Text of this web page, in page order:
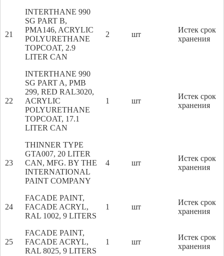
21
INTERTHANE 990
SG PART B,
PMA146, ACRYLIC
POLYURETHANE
TOPCOAT, 2.9
LITER CAN
2 шт
Истек срок
хранения
22
INTERTHANE 990
SG PART A, PMB
299, RED RAL3020,
ACRYLIC
POLYURETHANE
TOPCOAT, 17.1
LITER CAN
1 шт
Истек срок
хранения
23
THINNER TYPE
GTA007, 20 LITER
CAN, MFG. BY THE
INTERNATIONAL
PAINT COMPANY
4 шт
Истек срок
хранения
24
FACADE PAINT,
FACADE ACRYL,
RAL 1002, 9 LITERS
1 шт
Истек срок
хранения
25
FACADE PAINT,
FACADE ACRYL,
RAL 8025, 9 LITERS
1 шт
Истек срок
хранения